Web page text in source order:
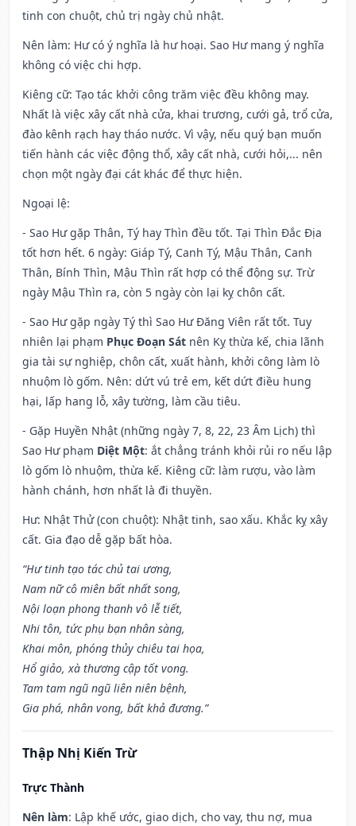
tinh con chuột, chủ trị ngày chủ nhật.
Nên làm: Hư có ý nghĩa là hư hoại. Sao Hư mang ý nghĩa
không có việc chi hợp.
Kiêng cữ: Tạo tác khởi công trăm việc đều không may.
Nhất là việc xây cất nhà cửa, khai trương, cưới gả, trổ cửa,
đào kênh rạch hay tháo nước. Vì vậy, nếu quý bạn muốn
tiến hành các việc động thổ, xây cất nhà, cưới hỏi,... nên
chọn một ngày đại cát khác để thực hiện.
Ngoại lệ:
- Sao Hư gặp Thân, Tý hay Thìn đều tốt. Tại Thìn Đắc Địa
tốt hơn hết. 6 ngày: Giáp Tý, Canh Tý, Mậu Thân, Canh
Thân, Bính Thìn, Mậu Thìn rất hợp có thể động sự. Trừ
ngày Mậu Thìn ra, còn 5 ngày còn lại kỵ chôn cất.
- Sao Hư gặp ngày Tý thì Sao Hư Đăng Viên rất tốt. Tuy
nhiên lại phạm Phục Đoạn Sát nên Kỵ thừa kế, chia lãnh
gia tài sự nghiệp, chôn cất, xuất hành, khởi công làm lò
nhuộm lò gốm. Nên: dứt vú trẻ em, kết dứt điều hung
hại, lấp hang lỗ, xây tường, làm cầu tiêu.
- Gặp Huyền Nhật (những ngày 7, 8, 22, 23 Âm Lịch) thì
Sao Hư phạm Diệt Một: ắt chẳng tránh khỏi rủi ro nếu lập
lò gốm lò nhuộm, thừa kế. Kiêng cữ: làm rượu, vào làm
hành chánh, hơn nhất là đi thuyền.
Hư: Nhật Thử (con chuột): Nhật tinh, sao xấu. Khắc kỵ xây
cất. Gia đạo dễ gặp bất hòa.
“Hư tinh tạo tác chủ tai ương,
Nam nữ cô miên bất nhất song,
Nội loạn phong thanh vô lễ tiết,
Nhi tôn, tức phụ bạn nhân sàng,
Khai môn, phóng thủy chiêu tai họa,
Hổ giảo, xà thương cập tốt vong.
Tam tam ngũ ngũ liên niên bệnh,
Gia phá, nhân vong, bất khả đương.”
Thập Nhị Kiến Trừ
Trực Thành
Nên làm: Lập khế ước, giao dịch, cho vay, thu nợ, mua